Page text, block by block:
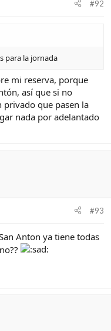
#92
para la jornada
mi reserva, porque
así que si no
privado que pasen la
nada por adelantado
#93
Anton ya tiene todas